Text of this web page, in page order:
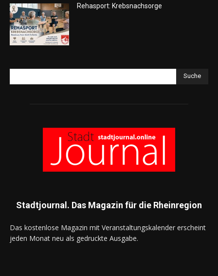
Rehasport: Krebsnachsorge
Suche
Stadtjournal. Das Magazin für die Rheinregion
Das kostenlose Magazin mit Veranstaltungskalender erscheint
jeden Monat neu als gedruckte Ausgabe.